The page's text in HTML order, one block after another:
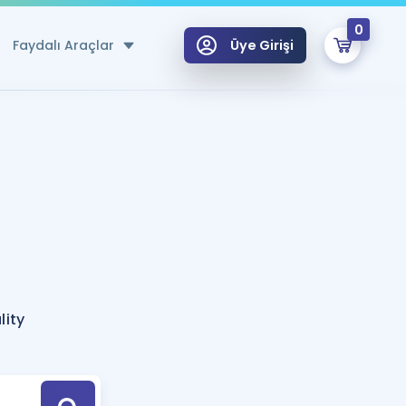
Faydalı Araçlar
Hesaplama Aracı
için Öneriler
Tek Takvimde
Üye Girişi
0
Hoca ile seni sınava hazırlayacak onlarca eğitim seni bekliyor!